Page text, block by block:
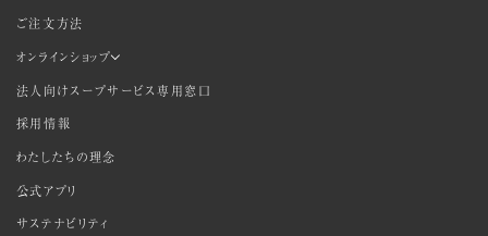
ご注文方法
オンラインショップ
法人向けスープサービス専用窓口
採用情報
わたしたちの理念
公式アプリ
サステナビリティ